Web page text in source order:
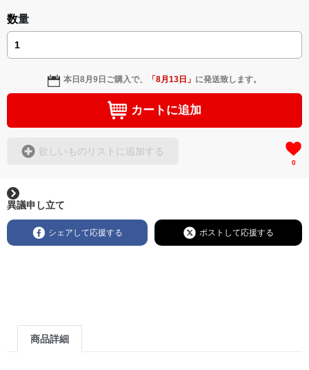
数量
本日8月9日 ご購入で、 「8月13日 」 に発送致します。
カートに追加
欲しいものリストに追加する
0
異議申し立て
シェアして応援する ポストして応援する
商品詳細